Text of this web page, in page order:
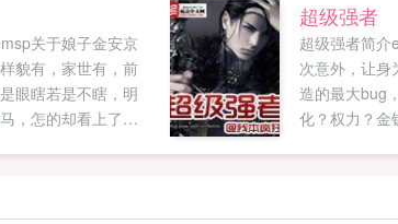
关于娘子金安京
貌有，家世有，前
眼瞎若是不瞎，明
，怎的却看上了一
超级强者
超级强者简介
次意外，让身
造的最大bug
化？权力？金